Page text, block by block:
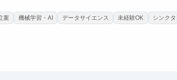
案 機械学習・AI データサイエンス 未経験OK
シンクタ